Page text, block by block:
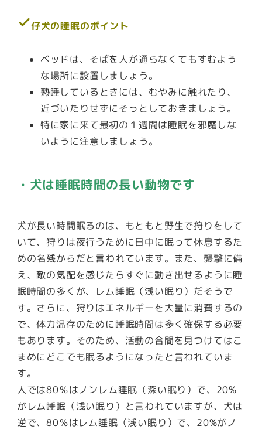
check仔犬の睡眠のポイント
ベッドは、そばを人が通らなくてもすむよう
な場所に設置しましょう。
熟睡しているときには、むやみに触れたり、
近づいたりせずにそっとしておきましょう。
特に家に来て最初の１週間は睡眠を邪魔しな
いように注意しましょう。
・犬は睡眠時間の長い動物です
犬が長い時間眠るのは、もともと野生で狩りをして
いて、狩りは夜行うために日中に眠って休息するた
めの名残からだと言われています。また、襲撃に備
え、敵の気配を感じたらすぐに動き出せるように睡
眠時間の多くが、レム睡眠（浅い眠り）だそうで
す。さらに、狩りはエネルギーを大量に消費するの
で、体力温存のために睡眠時間は多く確保する必要
もあります。そのため、活動の合間を見つけてはこ
まめにどこでも眠るようになったと言われていま
す。
人では80％はノンレム睡眠（深い眠り）で、20%
がレム睡眠（浅い眠り）と言われていますが、犬は
逆で、80％はレム睡眠（浅い眠り）で、20%がノ